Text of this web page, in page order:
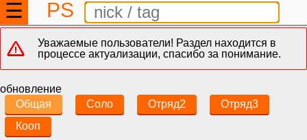
☰ PS
Уважаемые пользователи! Раздел находится в
процессе актуализации, спасибо за понимание.
обновление
Общая
Соло Отряд2
Отряд3
Кооп